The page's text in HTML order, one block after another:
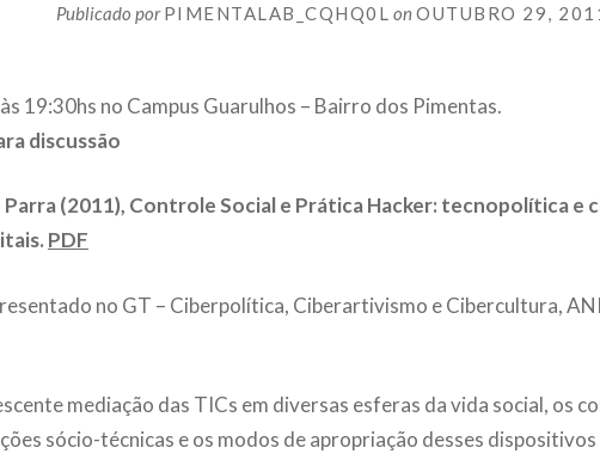
Publicado porPIMENTALAB_CQHQ0L onOUTUBRO 29,
19:30hs no Campus Guarulhos – Bairro dos Pimentas.
discussão
(2011), Controle Social e Prática Hacker: tecnopolítica e
PDF
no GT – Ciberpolítica, Ciberartivismo e Cibercultura,
mediação das TICs em diversas esferas da vida social, os
sócio-técnicas e os modos de apropriação desses